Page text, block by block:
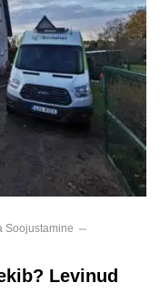
Soojustamine
Levinud